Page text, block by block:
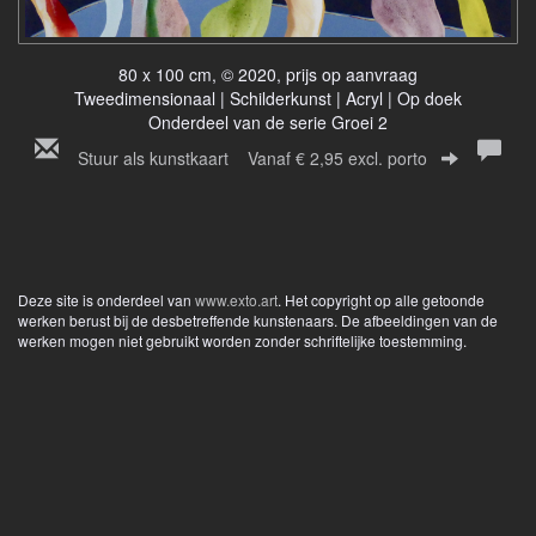
80 x 100 cm, © 2020, prijs op aanvraag
Tweedimensionaal | Schilderkunst | Acryl | Op doek
Onderdeel van de serie Groei 2
Stuur als kunstkaart Vanaf € 2,95 excl. porto
Deze site is onderdeel van www.exto.art. Het copyright op alle getoonde
werken berust bij de desbetreffende kunstenaars. De afbeeldingen van de
werken mogen niet gebruikt worden zonder schriftelijke toestemming.